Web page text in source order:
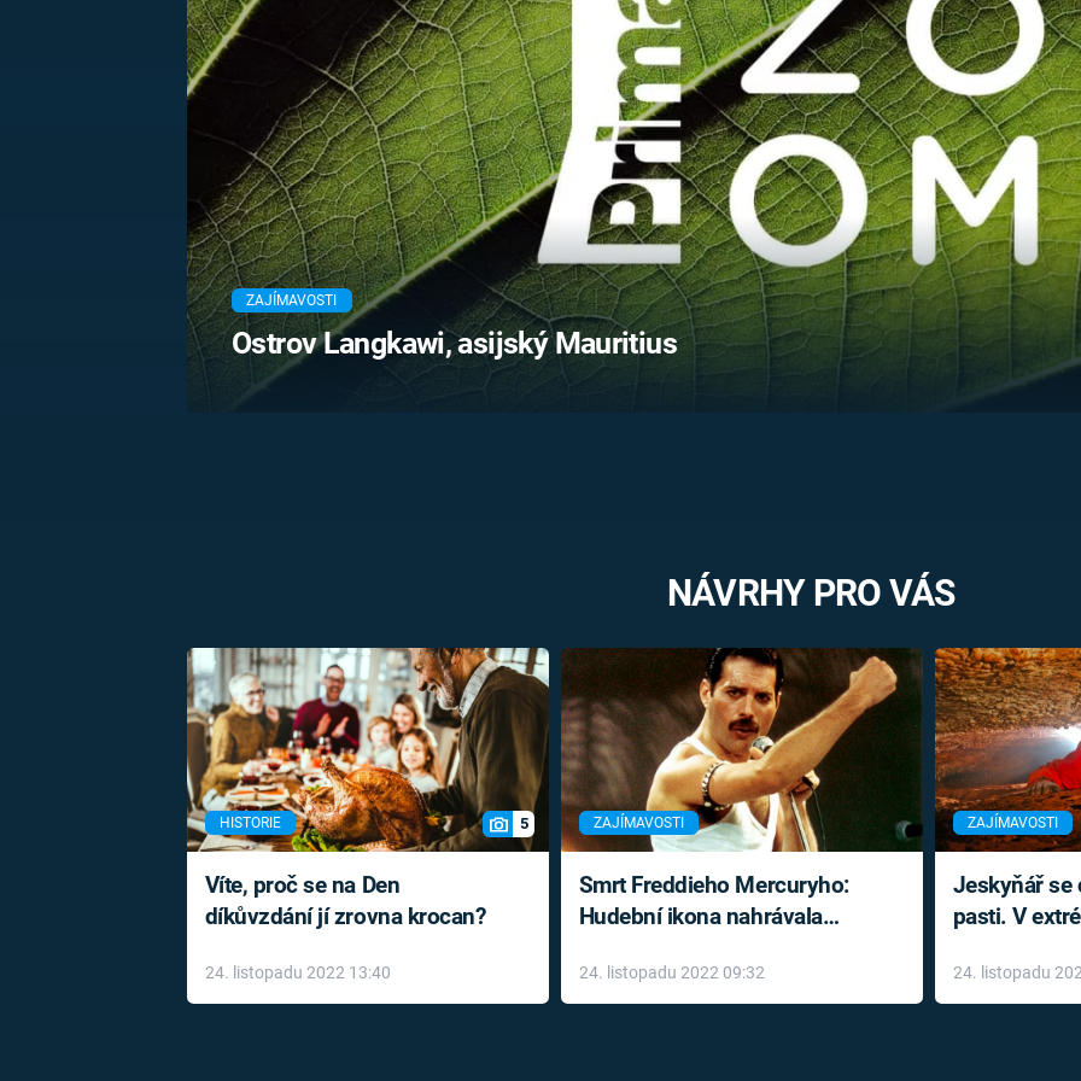
MARIE TEREZIE
NAPOLEON
BONAPARTE
BRITSKÁ
KRÁLOVSKÁ
RODINA
UFO A
MIMOZEMŠŤANÉ
UTAJENÉ PŘÍBĚHY
ČESKÝCH DĚJIN
ALTERNATIVNÍ
HISTORIE
FILMY
REALITA
HORORY
REALITA
OPTICKÉ
KLAMY
ZAJÍMAVOSTI
Ostrov Langkawi, asijský Mauritius
NÁVRHY PRO VÁS
HISTORIE 5
Víte, proč se na Den
díkůvzdání jí zrovna krocan?
24. listopadu 2022 13:40
ZAJÍMAVOSTI
Smrt Freddieho Mercuryho:
Hudební ikona nahrávala
léky
24. listopadu 2022 09:32
ZAJÍMAVOSTI
Jeskyňář se
pasti. V
24. listopadu